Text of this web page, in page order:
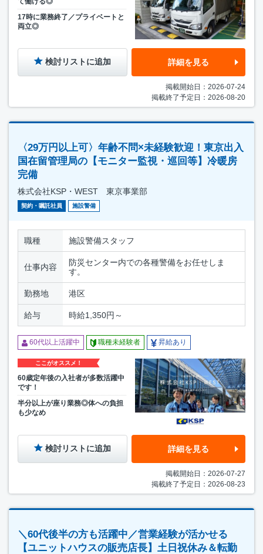
17時に業務終了／プライベートと
両立◎
検討リストに追加 詳細を見る
掲載開始日：2026-07-24
掲載終了予定日：2026-08-20
〈29万円以上可〉年齢不問×未経験歓迎！東京出入
国在留管理局の【モニター監視・巡回等】冷暖房
完備
株式会社KSP・WEST 東京事業部
契約・嘱託社員 施設警備
職種 施設警備スタッフ
仕事内容
防災センター内での各種警備をお任せしま
す。
勤務地 港区
給与 時給1,350円～
60代以上活躍中 職種未経験者 昇給あり
ここがオススメ！
60歳定年後の入社者が多数活躍中
です！
半分以上が座り業務◎体への負担
も少なめ
検討リストに追加 詳細を見る
掲載開始日：2026-07-27
掲載終了予定日：2026-08-23
＼60代後半の方も活躍中／営業経験が活かせる
【ユニットハウスの販売店長】土日祝休み＆転勤